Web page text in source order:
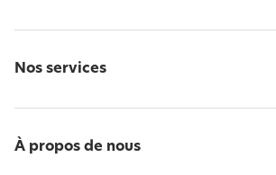
Nos services
À propos de nous